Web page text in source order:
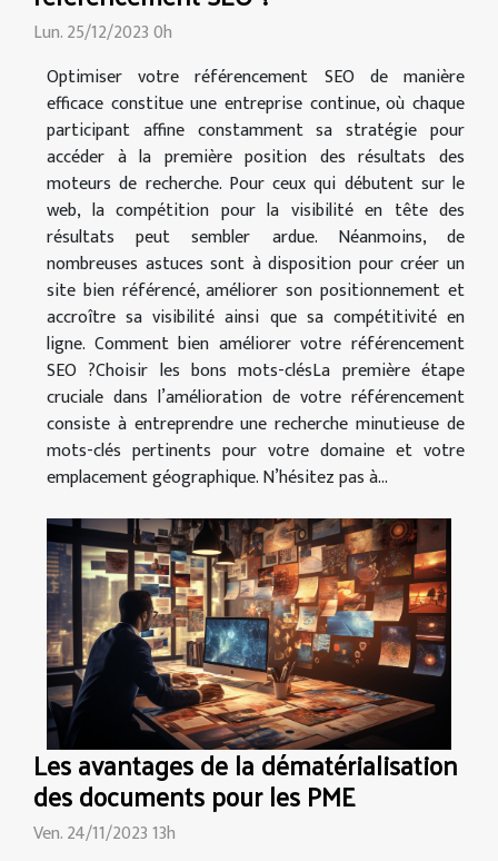
Lun. 25/12/2023 0h
Optimiser votre référencement SEO de manière
efficace constitue une entreprise continue, où chaque
participant affine constamment sa stratégie pour
accéder à la première position des résultats des
moteurs de recherche. Pour ceux qui débutent sur le
web, la compétition pour la visibilité en tête des
résultats peut sembler ardue. Néanmoins, de
nombreuses astuces sont à disposition pour créer un
site bien référencé, améliorer son positionnement et
accroître sa visibilité ainsi que sa compétitivité en
ligne. Comment bien améliorer votre référencement
SEO ?Choisir les bons mots-clésLa première étape
cruciale dans l’amélioration de votre référencement
consiste à entreprendre une recherche minutieuse de
mots-clés pertinents pour votre domaine et votre
emplacement géographique. N’hésitez pas à...
Les avantages de la dématérialisation
des documents pour les PME
Ven. 24/11/2023 13h